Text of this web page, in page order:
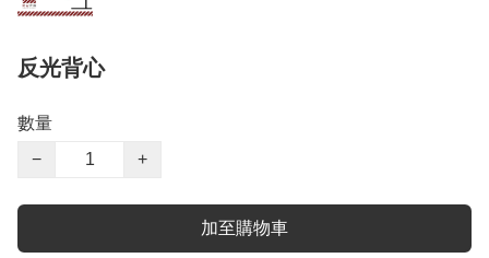
反光背心
數量
−
+
加至購物車